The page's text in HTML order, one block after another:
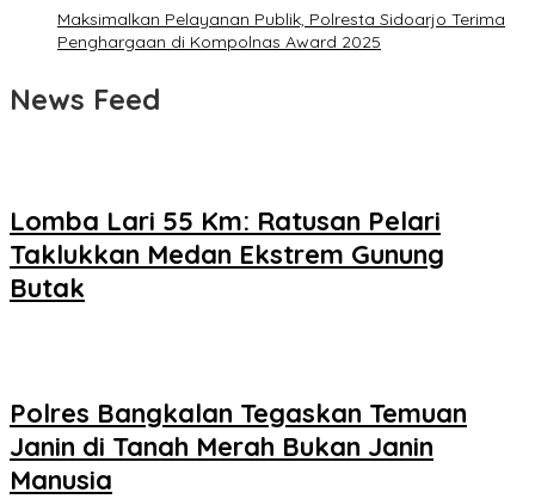
Maksimalkan Pelayanan Publik, Polresta Sidoarjo Terima
Penghargaan di Kompolnas Award 2025
News Feed
Lomba Lari 55 Km: Ratusan Pelari
Taklukkan Medan Ekstrem Gunung
Butak
Polres Bangkalan Tegaskan Temuan
Janin di Tanah Merah Bukan Janin
Manusia